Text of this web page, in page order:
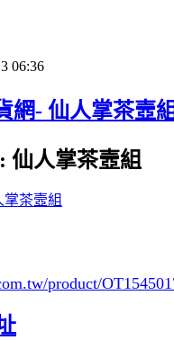
06:36
網- 仙人掌茶壼組
仙人掌茶壼組
product/OT154501